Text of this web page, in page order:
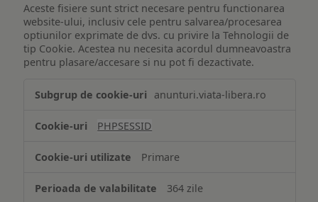
Aceste fisiere sunt strict necesare pentru functionarea
website-ului, inclusiv cele pentru salvarea/procesarea
optiunilor exprimate de dvs. cu privire la Tehnologii de
tip Cookie. Acestea nu necesita acordul dumneavoastra
pentru plasare/accesare si nu pot fi dezactivate.
de
Cookie
necesare
anunturi.viata-libera.ro
PHPSESSID
Primare
364 zile